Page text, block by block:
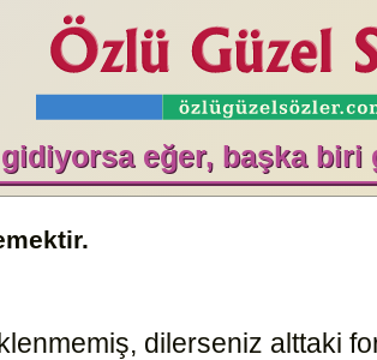
eğer, başka biri
dilerseniz alttaki